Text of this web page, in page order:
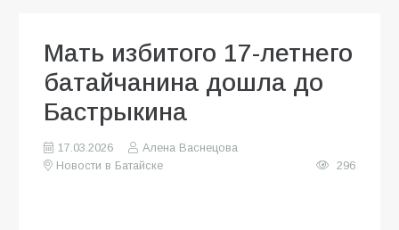
Мать избитого 17-летнего
батайчанина дошла до
Бастрыкина
17.03.2026
Алена Васнецова
Новости в Батайске
296